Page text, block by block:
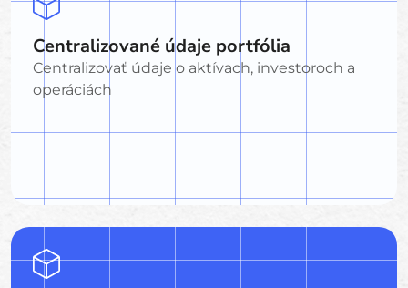
Centralizované údaje portfólia
Centralizovať údaje o aktívach, investoroch a
operáciách